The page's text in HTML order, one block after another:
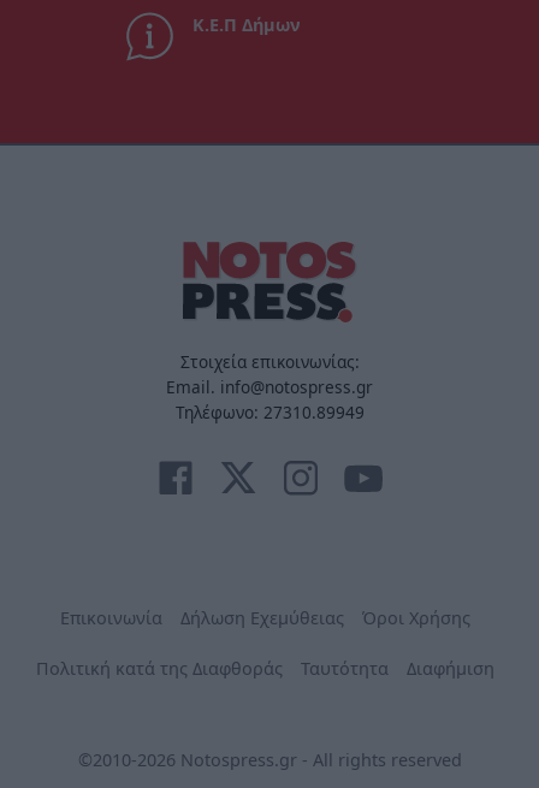
Κ.Ε.Π Δήμων
Στοιχεία επικοινωνίας:
Email. info@notospress.gr
Τηλέφωνο: 27310.89949
Επικοινωνία Δήλωση Εχεμύθειας Όροι Χρήσης
Πολιτική κατά της Διαφθοράς Ταυτότητα Διαφήμιση
©2010-2026 Notospress.gr - All rights reserved